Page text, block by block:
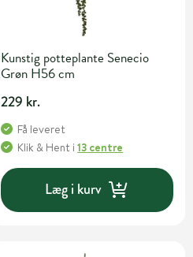
Kunstig potteplante Senecio
Grøn H56 cm
229 kr.
Få leveret
Klik & Hent i13 centre
Læg i kurv